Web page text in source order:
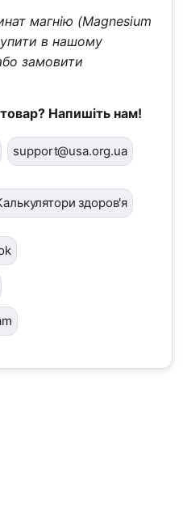
магнію (Magnesium
в нашому
замовити
Напишіть нам!
support@usa.org.ua
здоров'я